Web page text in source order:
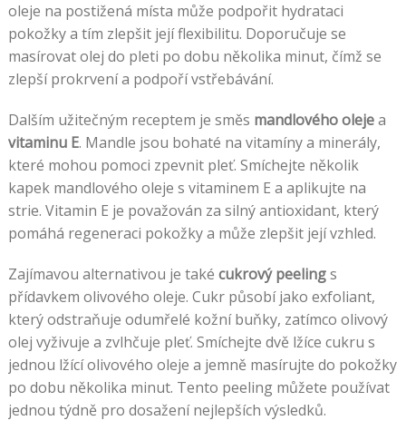
oleje na postižená místa může podpořit hydrataci
pokožky a tím zlepšit její flexibilitu. Doporučuje se
masírovat olej do pleti po dobu několika minut, čímž se
zlepší prokrvení a podpoří vstřebávání.
Dalším užitečným receptem je směs mandlového olejea
vitaminu E. Mandle jsou bohaté na vitamíny a minerály,
které mohou pomoci zpevnit pleť. Smíchejte několik
kapek mandlového oleje s vitaminem E a aplikujte na
strie. Vitamin E je považován za silný antioxidant, který
pomáhá regeneraci pokožky a může zlepšit její vzhled.
Zajímavou alternativou je také cukrový peelings
přídavkem olivového oleje. Cukr působí jako exfoliant,
který odstraňuje odumřelé kožní buňky, zatímco olivový
olej vyživuje a zvlhčuje pleť. Smíchejte dvě lžíce cukru s
jednou lžící olivového oleje a jemně masírujte do pokožky
po dobu několika minut. Tento peeling můžete používat
jednou týdně pro dosažení nejlepších výsledků.